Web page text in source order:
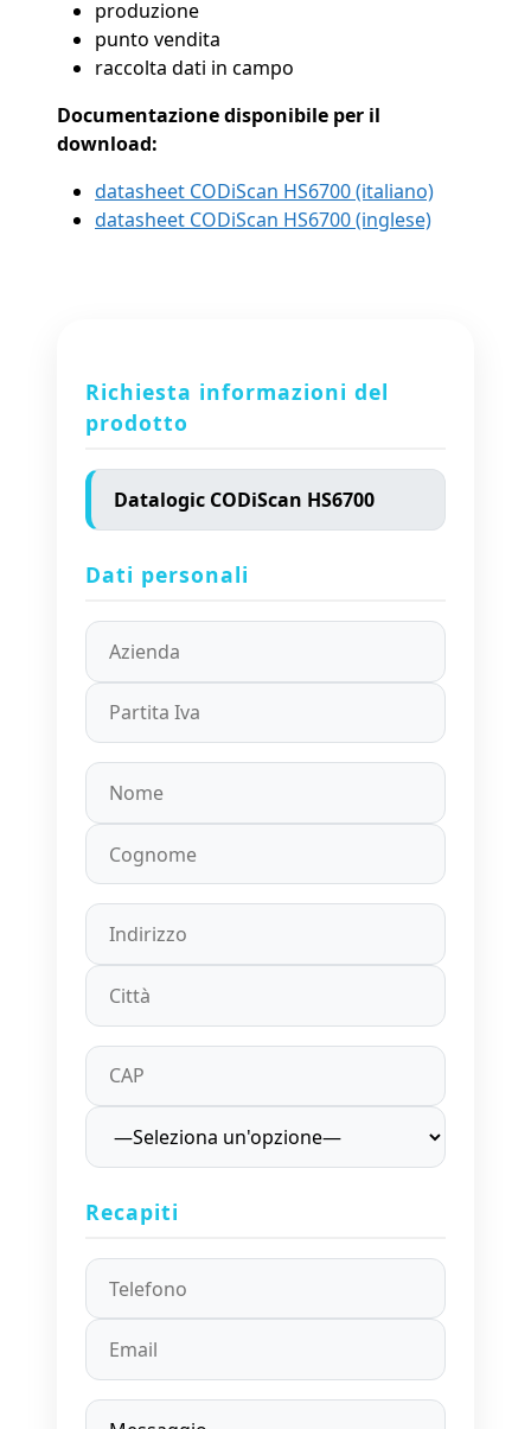
produzione
punto vendita
raccolta dati in campo
Documentazione disponibile per il
download:
datasheet CODiScan HS6700 (italiano)
datasheet CODiScan HS6700(inglese)
Richiesta informazioni del
prodotto
Dati personali
Recapiti